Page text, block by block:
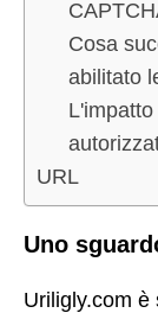
Cosa
abilitato
URL
Uno
Uriligly.com è